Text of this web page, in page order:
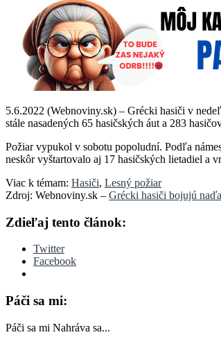
5.6.2022 (Webnoviny.sk) – Grécki hasiči v
stále nasadených 65 hasičských áut a 283
Požiar vypukol v sobotu popoludní. Podľa
neskôr vyštartovalo aj 17 hasičských lietadiel a
Viac k témam: Hasiči, Lesný požiar
Zdroj: Webnoviny.sk – Grécki hasiči bojujú
Zdieľaj tento článok:
Twitter
Facebook
Páči sa mi:
Páči sa mi Nahráva sa...